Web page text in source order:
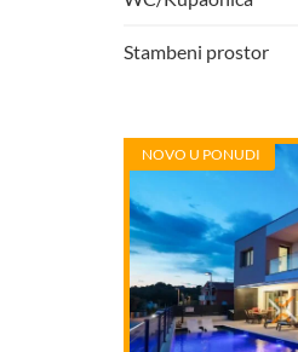
Stambeni prostor
NOVO U PONUDI